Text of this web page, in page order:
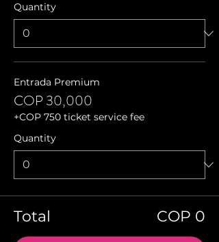
Quantity
Entrada Premium
COP 30,000
+COP 750 ticket service fee
Quantity
Total COP 0